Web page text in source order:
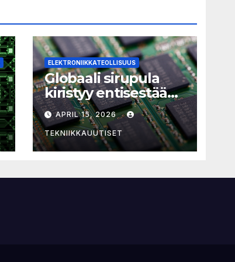
ELEKTRONIIKKATEOLLISUUS
Globaali sirupula
kiristyy entisestään:
laitehankintoja ei
kannata pitkittää
APRIL 15, 2026
TEKNIIKKAUUTISET